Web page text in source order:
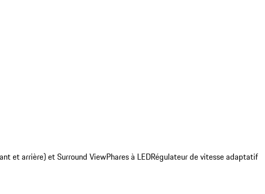
et arrière) et Surround ViewPhares à LEDRégulateur de vitesse adaptatif